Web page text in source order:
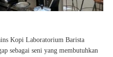
Kopi Laboratorium Barista
sebagai seni yang membutuhkan